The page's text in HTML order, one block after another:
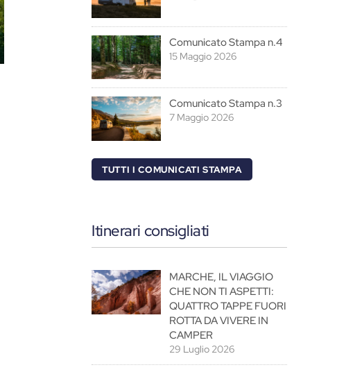
Comunicato Stampa n.4
15 Maggio 2026
Comunicato Stampa n.3
7 Maggio 2026
TUTTI I COMUNICATI STAMPA
Itinerari consigliati
MARCHE, IL VIAGGIO
CHE NON TI ASPETTI:
QUATTRO TAPPE FUORI
ROTTA DA VIVERE IN
CAMPER
29 Luglio 2026